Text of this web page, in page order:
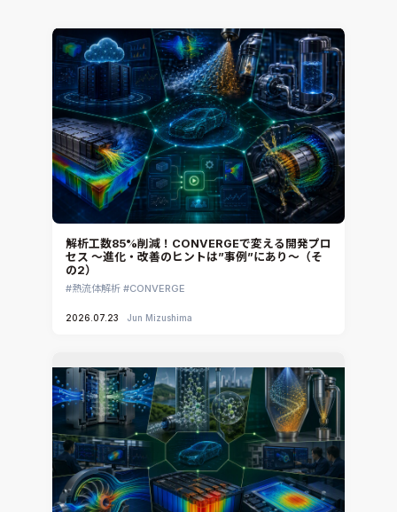
解析工数85%削減！CONVERGEで変える開発プロ
セス ～進化・改善のヒントは”事例”にあり～（そ
の2）
熱流体解析 CONVERGE
2026.07.23 Jun Mizushima